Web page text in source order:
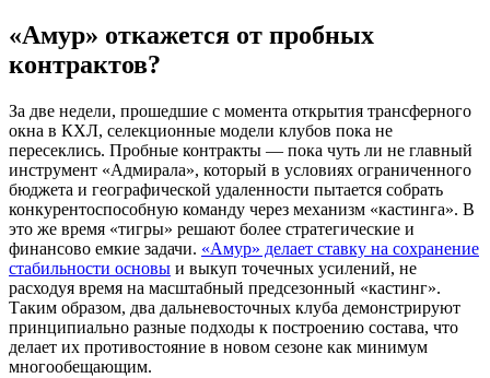
«Амур» откажется от пробных
контрактов?
За две недели, прошедшие с момента открытия трансферного
окна в КХЛ, селекционные модели клубов пока не
пересеклись. Пробные контракты — пока чуть ли не главный
инструмент «Адмирала», который в условиях ограниченного
бюджета и географической удаленности пытается собрать
конкурентоспособную команду через механизм «кастинга». В
это же время «тигры» решают более стратегические и
финансово емкие задачи. «Амур» делает ставку на сохранение
стабильности основы и выкуп точечных усилений, не
расходуя время на масштабный предсезонный «кастинг».
Таким образом, два дальневосточных клуба демонстрируют
принципиально разные подходы к построению состава, что
делает их противостояние в новом сезоне как минимум
многообещающим.